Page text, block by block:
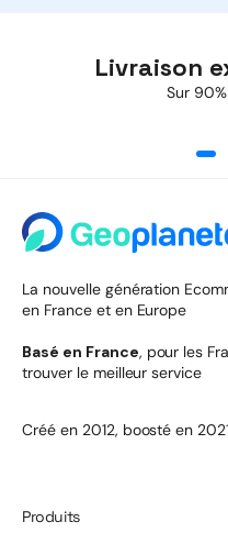
Livraison
Sur
La nouvelle génération
en France et en Europe
Basé en France, pour les
trouver le meilleur service
Créé en 2012, boosté en
Produits